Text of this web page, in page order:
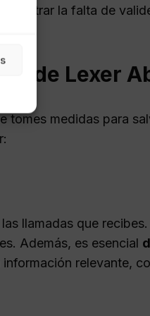
la falta de
de Lexer
tomes medidas para
llamadas que
Además, es esencial
relevante,